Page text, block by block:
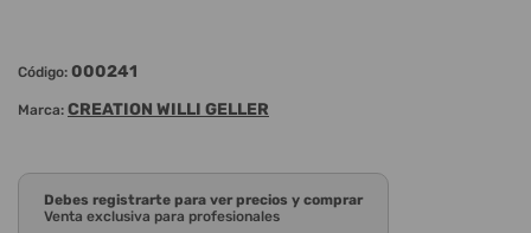
Código: 000241
Marca: CREATION WILLI GELLER
Debes registrarte para ver precios y comprar
Venta exclusiva para profesionales